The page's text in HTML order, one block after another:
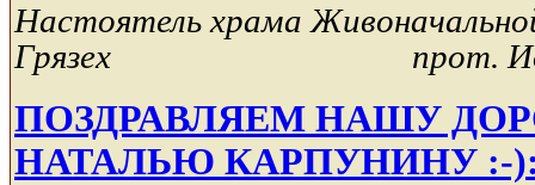
Настоятель храма
Грязех прот. Иоанн
ПОЗДРАВЛЯЕМ НАШУ
НАТАЛЬЮ КАРПУНИНУ :-